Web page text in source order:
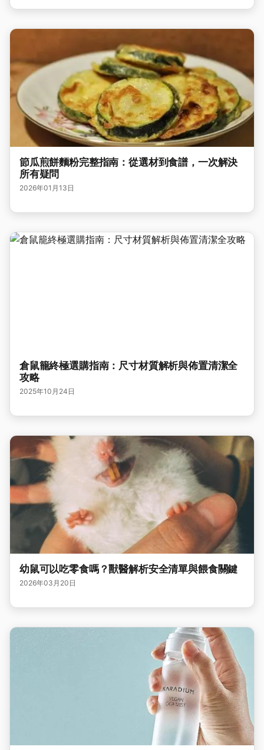
節瓜煎餅麵粉完整指南：從選材到食譜，一次解決
所有疑問
2026年01月13日
倉鼠籠終極選購指南：尺寸材質解析與佈置清潔全
攻略
2025年10月24日
幼鼠可以吃零食嗎？獸醫解析安全清單與餵食關鍵
2026年03月20日